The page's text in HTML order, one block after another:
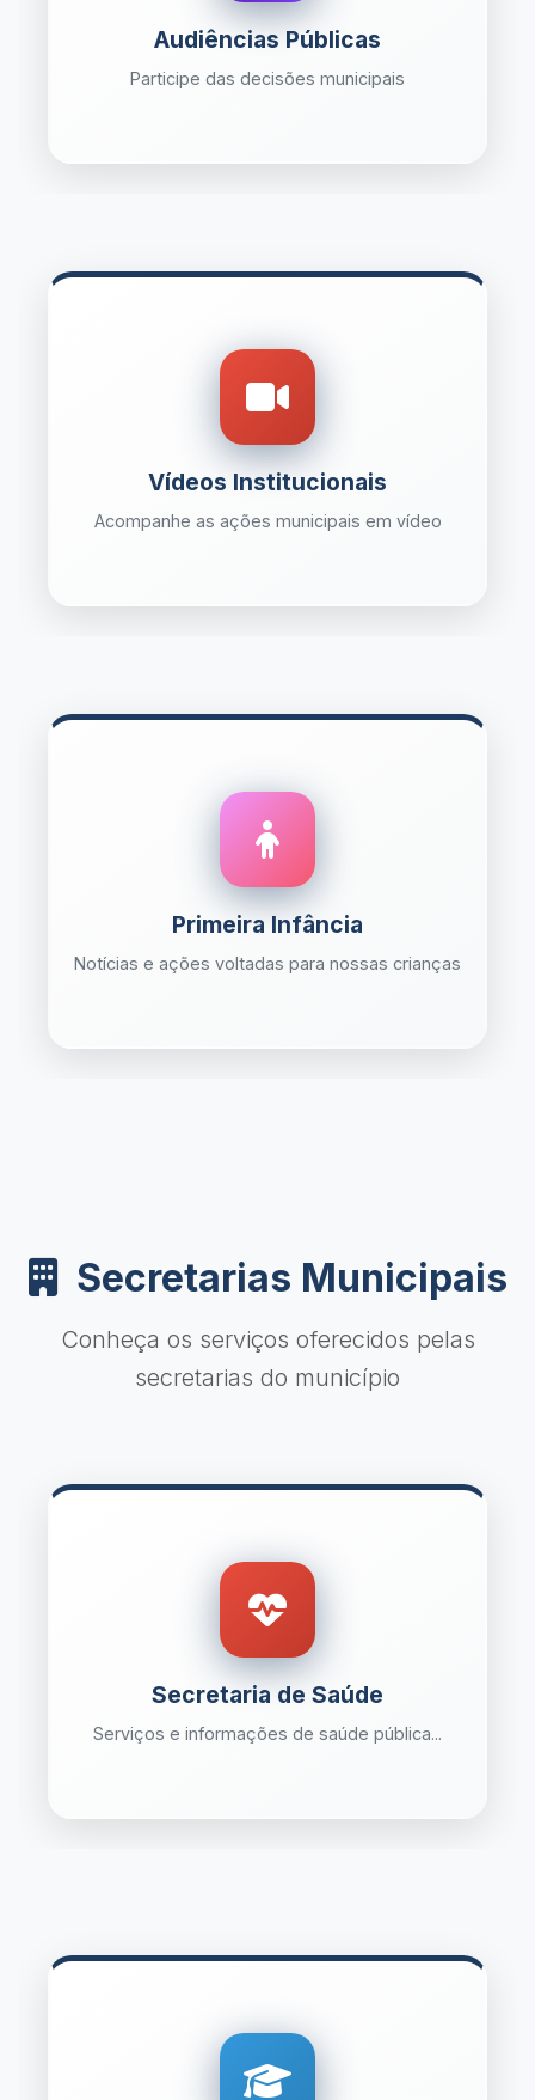
Audiências Públicas
Participe das decisões municipais
Vídeos Institucionais
Acompanhe as ações municipais em vídeo
Primeira Infância
Notícias e ações voltadas para nossas crianças
Secretarias Municipais
Conheça os serviços oferecidos pelas
secretarias do município
Secretaria de Saúde
Serviços e informações de saúde pública...